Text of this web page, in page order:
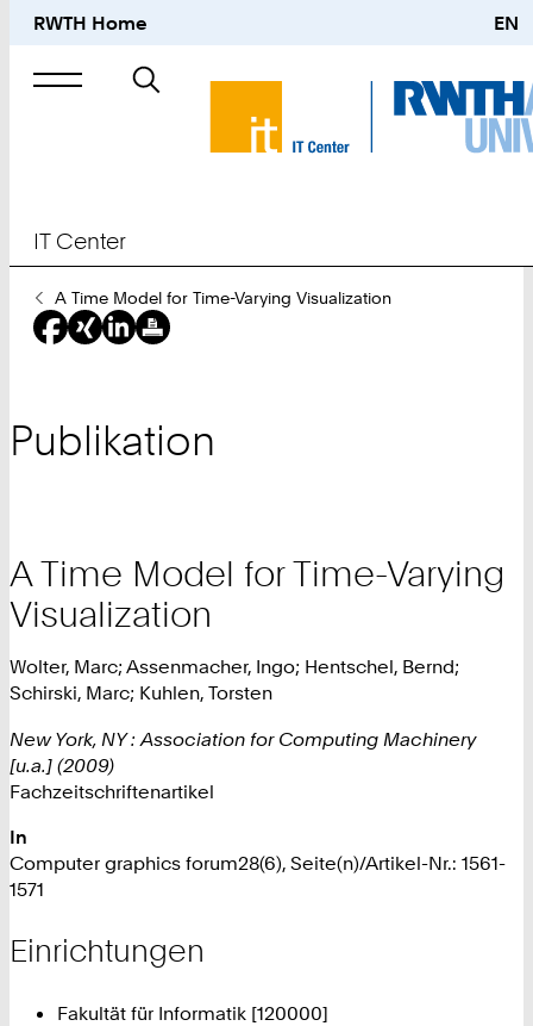
RWTH Home EN
Suche
nach
IT Center
Sie
sind
hier:
A Time Model for Time-Varying Visualization
Publikation
A Time Model for Time-Varying
Visualization
Wolter, Marc; Assenmacher, Ingo; Hentschel, Bernd;
Schirski, Marc; Kuhlen, Torsten
New York, NY : Association for Computing Machinery
[u.a.] (2009)
Fachzeitschriftenartikel
In
Computer graphics forum28(6), Seite(n)/Artikel-Nr.: 1561-
1571
Einrichtungen
Fakultät für Informatik [120000]